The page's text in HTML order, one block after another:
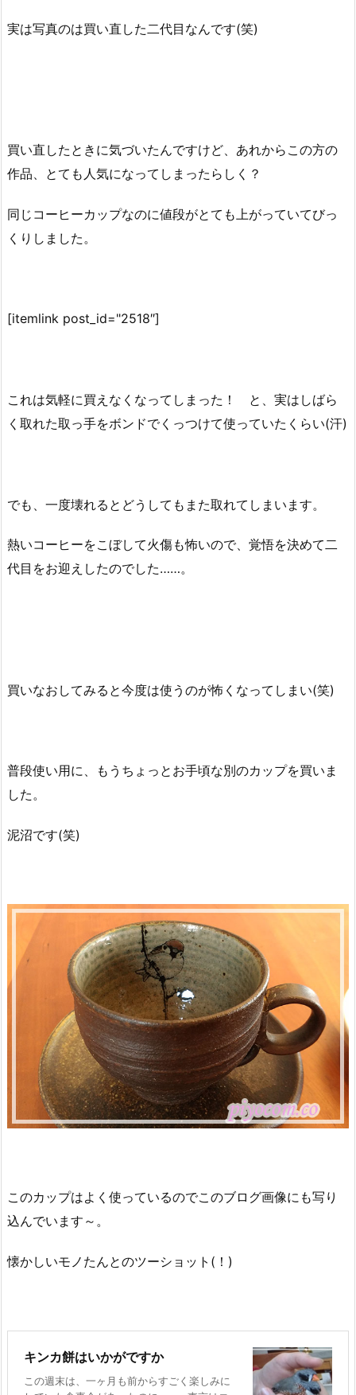
実は写真のは買い直した二代目なんです(笑)
買い直したときに気づいたんですけど、あれからこの方の
作品、とても人気になってしまったらしく？
同じコーヒーカップなのに値段がとても上がっていてびっ
くりしました。
[itemlink post_id="2518″]
これは気軽に買えなくなってしまった！ と、実はしばら
く取れた取っ手をボンドでくっつけて使っていたくらい(汗)
でも、一度壊れるとどうしてもまた取れてしまいます。
熱いコーヒーをこぼして火傷も怖いので、覚悟を決めて二
代目をお迎えしたのでした……。
買いなおしてみると今度は使うのが怖くなってしまい(笑)
普段使い用に、もうちょっとお手頃な別のカップを買いま
した。
泥沼です(笑)
このカップはよく使っているのでこのブログ画像にも写り
込んでいます～。
懐かしいモノたんとのツーショット(！)
キンカ餅はいかがですか
この週末は、一ヶ月も前からすごく楽しみに